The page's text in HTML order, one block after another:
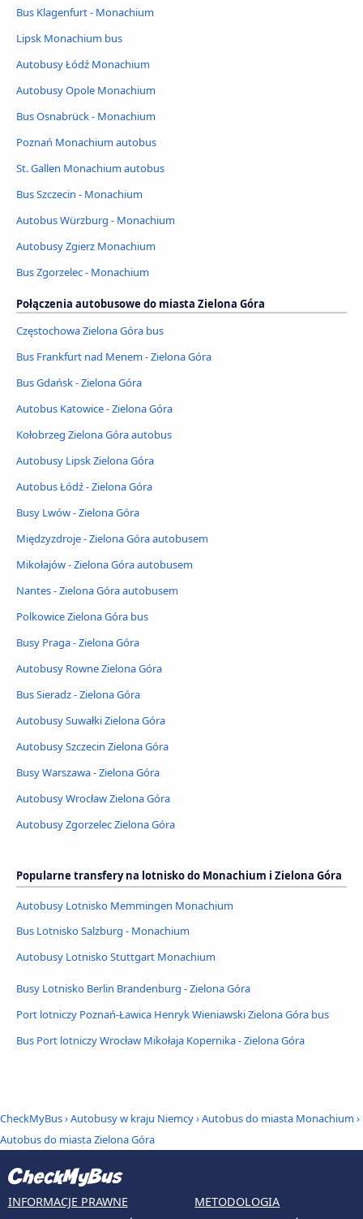
Bus Klagenfurt - Monachium
Lipsk Monachium bus
Autobusy Łódź Monachium
Autobusy Opole Monachium
Bus Osnabrück - Monachium
Poznań Monachium autobus
St. Gallen Monachium autobus
Bus Szczecin - Monachium
Autobus Würzburg - Monachium
Autobusy Zgierz Monachium
Bus Zgorzelec - Monachium
Połączenia autobusowe do miasta Zielona Góra
Częstochowa Zielona Góra bus
Bus Frankfurt nad Menem - Zielona Góra
Bus Gdańsk - Zielona Góra
Autobus Katowice - Zielona Góra
Kołobrzeg Zielona Góra autobus
Autobusy Lipsk Zielona Góra
Autobus Łódź - Zielona Góra
Busy Lwów - Zielona Góra
Międzyzdroje - Zielona Góra autobusem
Mikołajów - Zielona Góra autobusem
Nantes - Zielona Góra autobusem
Polkowice Zielona Góra bus
Busy Praga - Zielona Góra
Autobusy Rowne Zielona Góra
Bus Sieradz - Zielona Góra
Autobusy Suwałki Zielona Góra
Autobusy Szczecin Zielona Góra
Busy Warszawa - Zielona Góra
Autobusy Wrocław Zielona Góra
Autobusy Zgorzelec Zielona Góra
Popularne transfery na lotnisko do Monachium i Zielona Góra
Autobusy Lotnisko Memmingen Monachium
Bus Lotnisko Salzburg - Monachium
Autobusy Lotnisko Stuttgart Monachium
Busy Lotnisko Berlin Brandenburg - Zielona Góra
Port lotniczy Poznań-Ławica Henryk Wieniawski Zielona Góra bus
Bus Port lotniczy Wrocław Mikołaja Kopernika - Zielona Góra
CheckMyBus›Autobusy w kraju Niemcy›Autobus do miasta Monachium ›
Autobus do miasta Zielona Góra
INFORMACJE PRAWNE
METODOLOGIA